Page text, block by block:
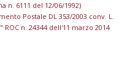
n. 6111 del 12/06/1992)
Postale DL 353/2003 conv. L.
ROC n. 24344 dell'11 marzo 2014